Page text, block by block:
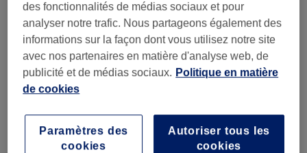
Désolé, cet établissement n'est
temporairement pas disponible sur
Treatwell.
Mais découvrez ci-dessous des partenaires
similaires qui pourraient vous plaire.
Trouver les meilleurs établissements
des fonctionnalités de médias sociaux et pour
analyser notre trafic. Nous partageons également des
informations sur la façon dont vous utilisez notre site
avec nos partenaires en matière d'analyse web, de
publicité et de médias sociaux. Politique en matière
de cookies
Autoriser tous les
cookies
Paramètres des
cookies